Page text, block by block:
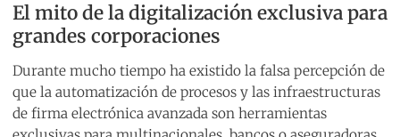
El mito de la digitalización exclusiva para
grandes corporaciones
Durante mucho tiempo ha existido la falsa percepción de
que la automatización de procesos y las infraestructuras
de firma electrónica avanzada son herramientas